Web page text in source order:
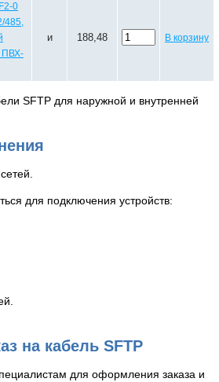
0
485,
ПВХ-
и 188,48 В корзину
SFTP для наружной и внутренней
для подключения устройств:
на кабель SFTP
для оформления заказа и